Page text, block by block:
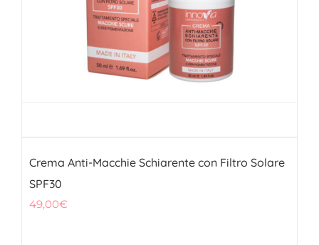
Crema Anti-Macchie Schiarente con Filtro Solare
SPF30
49,00€